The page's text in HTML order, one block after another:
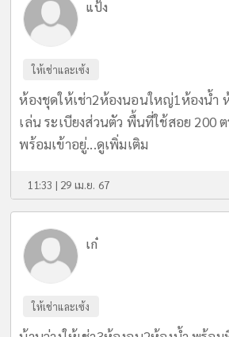
แป้ง
ให้เช่าและเซ้ง
ห้องชุดให้เช่า2ห้องนอนใหญ่1ห้องน้ำ
เล่น ระเบียงส่วนตัว พื้นที่ใช้สอย 200
พร้อมเข้าอยู่...ดูเพิ่มเติม
11:33 | 29 เม.ย. 67
เก๋
ให้เช่าและเซ้ง